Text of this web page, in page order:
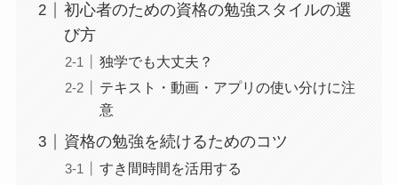
初心者のための資格の勉強スタイルの選
び方
独学でも大丈夫？
テキスト・動画・アプリの使い分けに注
意
資格の勉強を続けるためのコツ
すき間時間を活用する